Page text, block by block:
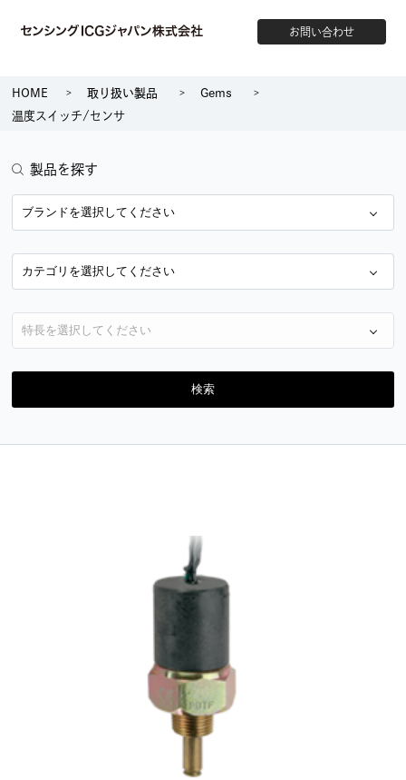
お問い合わせ
HOME 取り扱い製品
Gems
温度スイッチ/センサ
製品を探す